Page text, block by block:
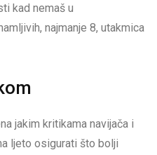
kad nemaš u
najmanje 8, utakmica
jakim kritikama navijača i
ljeto osigurati što bolji